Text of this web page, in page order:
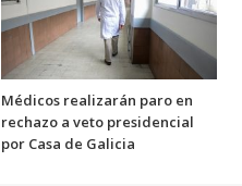
Médicos realizarán paro en
rechazo a veto presidencial
por Casa de Galicia